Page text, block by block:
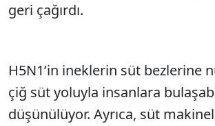
geri çağırdı.
H5N1’in ineklerin süt bezlerine
çiğ süt yoluyla insanlara
düşünülüyor. Ayrıca, süt